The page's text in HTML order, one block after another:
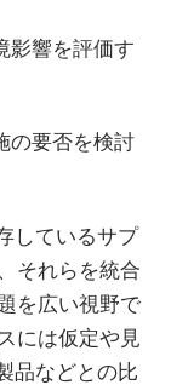
影響を評価す
の要否を検討
しているサプ
それらを統合
を広い視野で
には仮定や見
品などとの比